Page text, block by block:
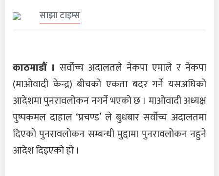
साझा टाइम्स
काठमाडौं । सर्वोच्च अदालतले नेकपा एमाले र नेकपा
(माओवादी केन्द्र) बीचको एकता बदर गर्ने यसअघिको
आदेशमा पुनरावलोकन नगर्ने भएको छ । माओवादी अध्यक्ष
पुष्पकमल दाहाल ‘प्रचण्ड’ ले बुधबार सर्वोच्च अदालतमा
दिएको पुनरावलोकन सम्बन्धी मुद्दामा पुनरावलोकन नहुने
आदेश दिइएको हो ।